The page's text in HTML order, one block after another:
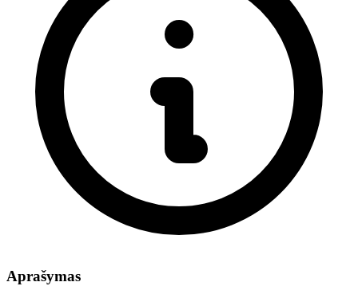
Aprašymas